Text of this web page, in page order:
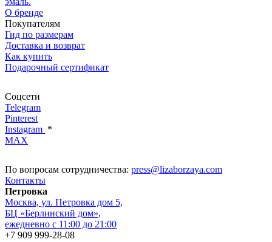
О бренде
Покупателям
Гид по размерам
Доставка и возврат
Как купить
Подарочный сертификат
Соцсети
Telegram
Pinterest
Instagram *
MAX
По вопросам сотрудничества: press@lizaborzaya.com
Контакты
Петровка
Москва, ул. Петровка дом 5,
БЦ «Берлинский дом»,
ежедневно с 11:00 до 21:00
+7 909 999-28-08